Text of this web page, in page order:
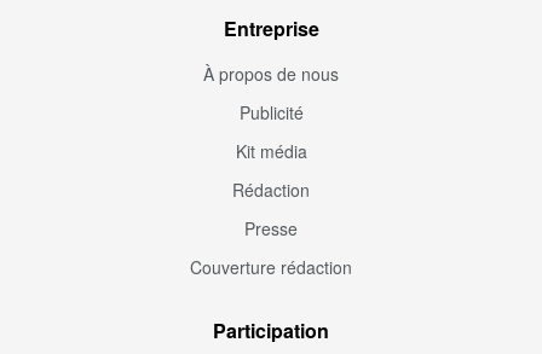
Entreprise
À propos de nous
Publicité
Kit média
Rédaction
Presse
Couverture rédaction
Participation